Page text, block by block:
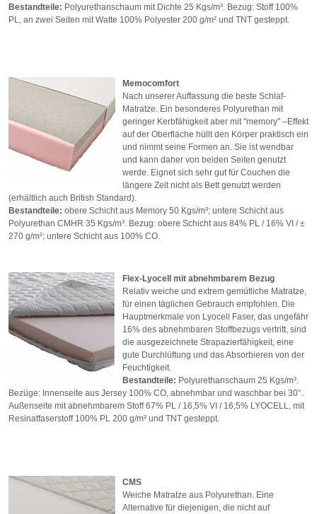
Bestandteile: Polyurethanschaum mit Dichte 25 Kgs/m³. Bezug: Stoff 100%
PL, an zwei Seiten mit Watte 100% Polyester 200 g/m² und TNT gesteppt.
Memocomfort
Nach unserer Auffassung die beste Schlaf-
Matratze. Ein besonderes Polyurethan mit
geringer Kerbfähigkeit aber mit "memory" –Effekt
auf der Oberfläche hüllt den Körper praktisch ein
und nimmt seine Formen an. Sie ist wendbar
und kann daher von beiden Seiten genutzt
werde. Eignet sich sehr gut für Couchen die
längere Zeit nicht als Bett genutzt werden
(erhältlich auch British Standard).
Bestandteile: obere Schicht aus Memory 50 Kgs/m³; untere Schicht aus
Polyurethan CMHR 35 Kgs/m³. Bezug: obere Schicht aus 84% PL / 16% VI / ±
270 g/m²; untere Schicht aus 100% CO.
Flex-Lyocell mit abnehmbarem Bezug
Relativ weiche und extrem gemütliche Matratze,
für einen täglichen Gebrauch empfohlen. Die
Hauptmerkmale von Lyocell Faser, das ungefähr
16% des abnehmbaren Stoffbezugs vertritt, sind
die ausgezeichnete Strapazierfähigkeit, eine
gute Durchlüftung und das Absorbieren von der
Feuchtigkeit.
Bestandteile: Polyurethanschaum 25 Kgs/m³.
Bezüge: Innenseite aus Jersey 100% CO, abnehmbar und waschbar bei 30°.
Außenseite mit abnehmbarem Stoff 67% PL / 16,5% VI / 16,5% LYOCELL, mit
Resinatfaserstoff 100% PL 200 g/m² und TNT gesteppt.
CMS
Weiche Matratze aus Polyurethan. Eine
Alternative für diejenigen, die nicht auf